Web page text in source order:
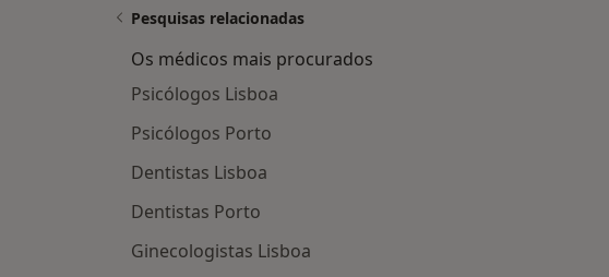
Pesquisas relacionadas
Os médicos mais procurados
Psicólogos Lisboa
Psicólogos Porto
Dentistas Lisboa
Dentistas Porto
Ginecologistas Lisboa